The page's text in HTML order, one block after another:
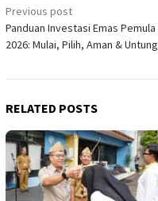
Post
navigation
Previous post
Panduan Investasi Emas Pemula
2026: Mulai, Pilih, Aman & Untung
RELATED POSTS